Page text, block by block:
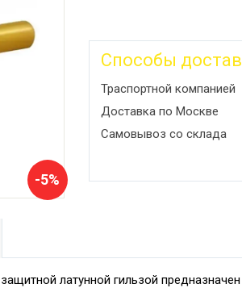
-5%
Способы
Траспортной компанией
Доставка по Москве
Самовывоз со склада
латунной гильзой